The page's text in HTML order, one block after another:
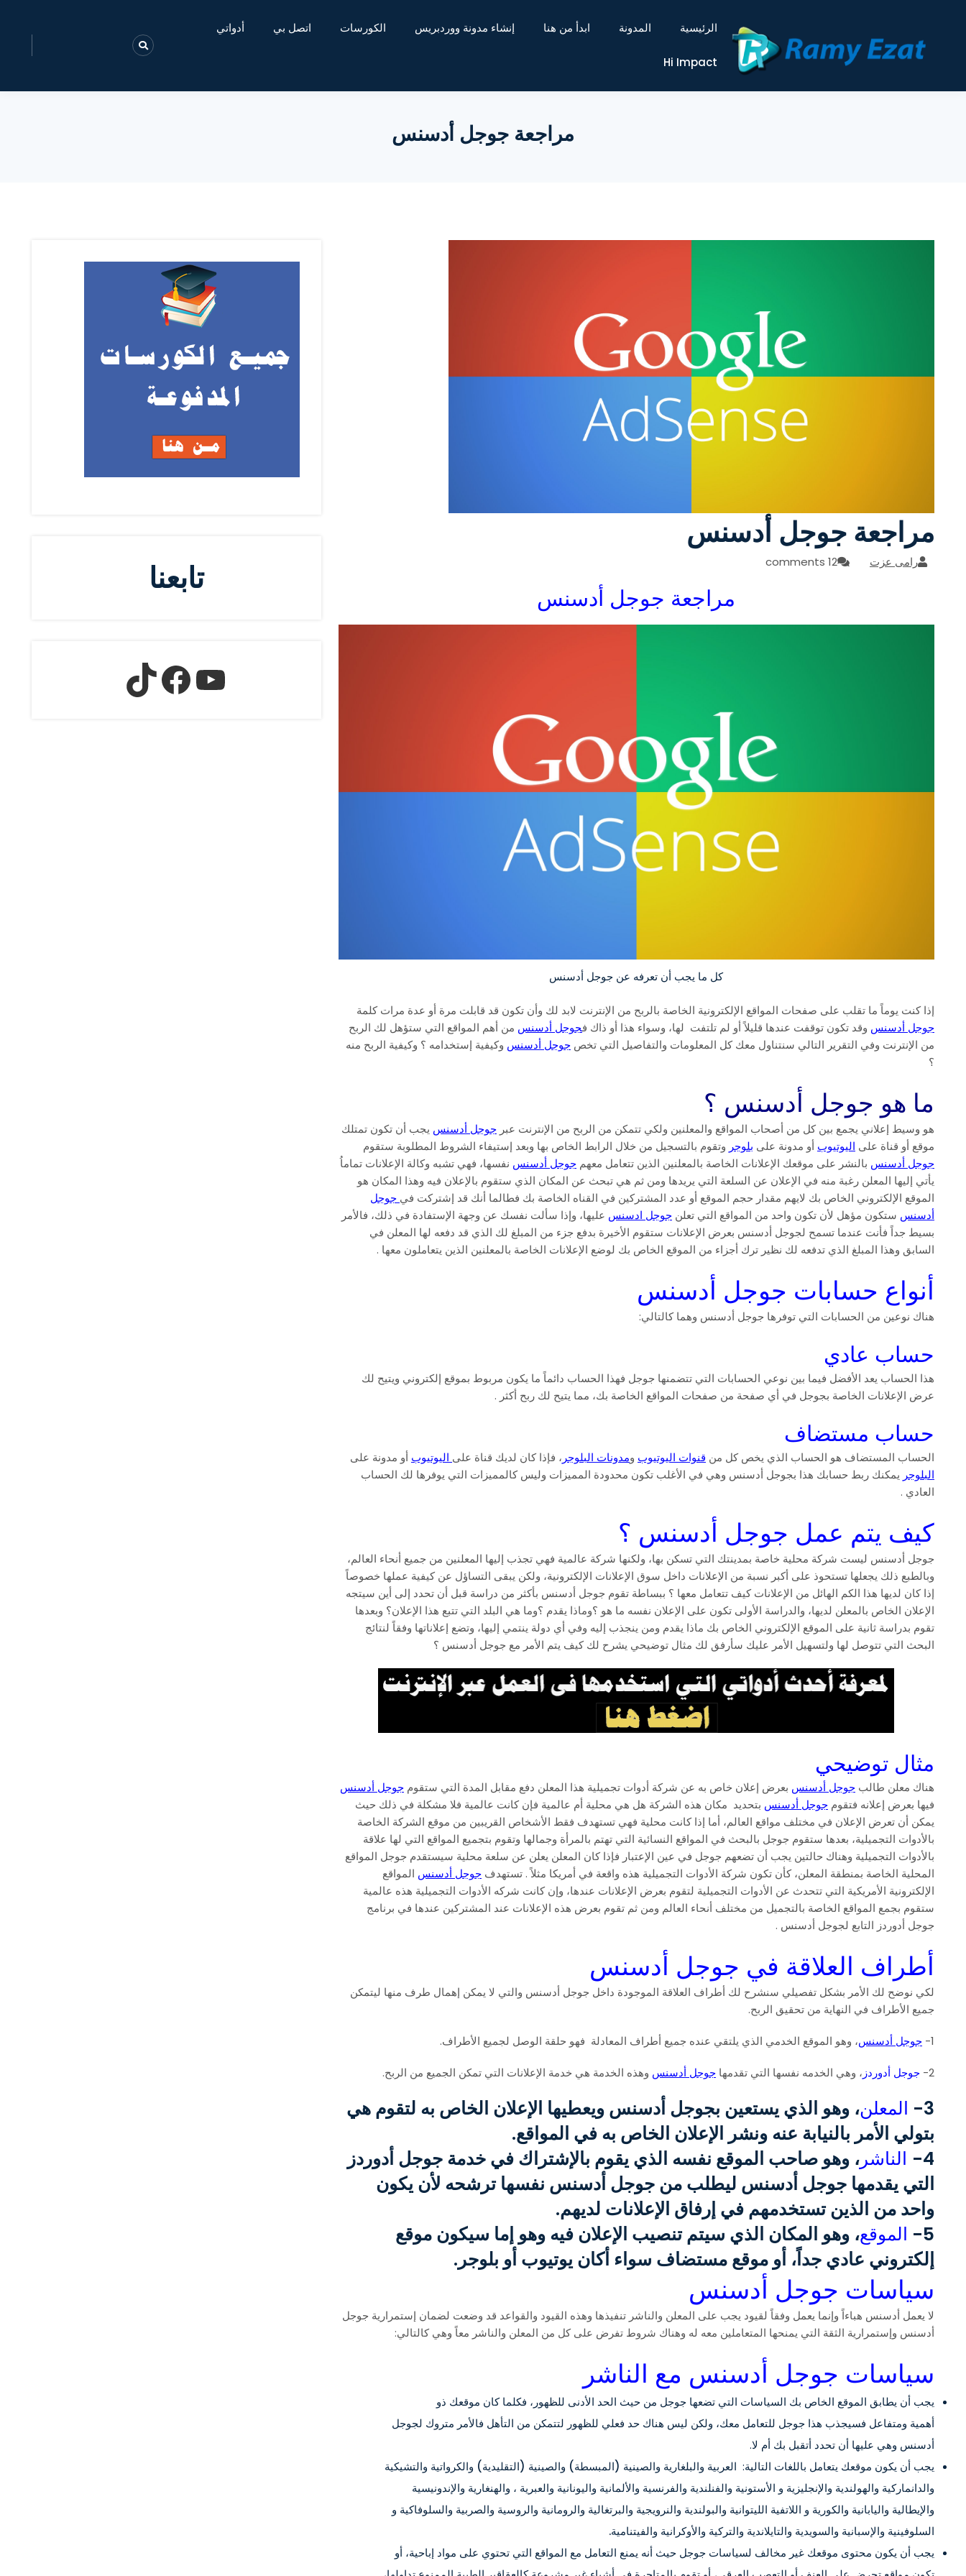
الرئيسية المدونة ابدأ من هنا إنشاء مدونة ووردبريس الكورسات اتصل بي أدواتي
Hi Impact
مراجعة جوجل أدسنس
مراجعة جوجل أدسنس
رامى عزت 12 comments
مراجعة جوجل أدسنس
كل ما يجب أن تعرفه عن جوجل أدسنس
إذا كنت يوماً ما تقلب على صفحات المواقع الإلكترونية الخاصة بالربح من الإنترنت لابد لك وأن تكون قد قابلت مرة أو عدة مرات كلمة
جوجل أدسنس وقد تكون توقفت عندها قليلاً أو لم تلتفت لها، وسواء هذا أو ذاك فجوجل أدسنس من أهم المواقع التي ستؤهل لك الربح
من الإنترنت وفي التقرير التالي سنتناول معك كل المعلومات والتفاصيل التي تخص جوجل أدسنس وكيفية إستخدامه ؟ وكيفية الربح منه
؟
ما هو جوجل أدسنس ؟
هو وسيط إعلاني يجمع بين كل من أصحاب المواقع والمعلنين ولكي تتمكن من الربح من الإنترنت عبر جوجل أدسنس يجب أن تكون تمتلك
موقع أو قناة على اليوتيوب أو مدونة على بلوجر وتقوم بالتسجيل من خلال الرابط الخاص بها وبعد إستيفاء الشروط المطلوبة ستقوم
جوجل أدسنس بالنشر على موقعك الإعلانات الخاصة بالمعلنين الذين تتعامل معهم جوجل أدسنس نفسها، فهي تشبه وكالة الإعلانات تماماُ
يأتي إليها المعلن رغبة منه في الإعلان عن السلعة التي يريدها ومن ثم هي تبحث عن المكان الذي ستقوم بالإعلان فيه وهذا المكان هو
الموقع الإلكتروني الخاص بك لايهم مقدار حجم الموقع أو عدد المشتركين في القناه الخاصة بك فطالما أنك قد إشتركت في جوجل
أدسنس ستكون مؤهل لأن تكون واحد من المواقع التي تعلن جوجل ادسنس عليها، وإذا سألت نفسك عن وجهة الإستفادة في ذلك، فالأمر
بسيط جداً فأنت عندما تسمح لجوجل أدسنس بعرض الإعلانات ستقوم الأخيرة بدفع جزء من المبلغ لك الذي قد دفعه لها المعلن في
السابق وهذا المبلغ الذي تدفعه لك نظير ترك أجزاء من الموقع الخاص بك لوضع الإعلانات الخاصة بالمعلنين الذين يتعاملون معها .
أنواع حسابات جوجل أدسنس
هناك نوعين من الحسابات التي توفرها جوجل أدسنس وهما كالتالي:
حساب عادي
هذا الحساب يعد الأفضل فيما بين نوعي الحسابات التي تتضمنها جوجل فهذا الحساب دائماً ما يكون مربوط بموقع إلكتروني ويتيح لك
عرض الإعلانات الخاصة بجوجل في أي صفحة من صفحات المواقع الخاصة بك، مما يتيح لك ربح أكثر .
حساب مستضاف
الحساب المستضاف هو الحساب الذي يخص كل من قنوات اليوتيوب ومدونات البلوجر ، فإذا كان لديك قناة على اليوتيوب أو مدونة على
البلوجر يمكنك ربط حسابك هذا بجوجل أدسنس وهي في الأغلب تكون محدودة المميزات وليس كالمميزات التي يوفرها لك الحساب
العادي .
كيف يتم عمل جوجل أدسنس ؟
جوجل أدسنس ليست شركة محلية خاصة بمدينتك التي تسكن بها، ولكنها شركة عالمية فهي تجذب إليها المعلنين من جميع أنحاء العالم،
وبالطبع ذلك يجعلها تستحوذ على أكبر نسبة من الإعلانات داخل سوق الإعلانات الإلكترونية، ولكن يبقى التساؤل عن كيفية عملها خصوصاً
إذا كان لديها هذا الكم الهائل من الإعلانات كيف تتعامل معها ؟ ببساطة تقوم جوجل أدسنس بأكثر من دراسة قبل أن تحدد إلى أين سيتجه
الإعلان الخاص بالمعلن لديها، والدراسة الأولى تكون على الإعلان نفسه ما هو ؟وماذا يقدم ؟وما هي البلد التي تتبع هذا الإعلان؟ وبعدها
تقوم بدراسة ثانية على الموقع الإلكتروني الخاص بك ماذا يقدم ومن ينجذب إليه وفي أي دولة ينتمي إليها، وتضع إعلاناتها وفقاً لنتائج
البحث التي تتوصل لها ولتسهيل الأمر عليك سأرفق لك مثال توضيحي يشرح لك كيف يتم الأمر مع جوجل أدسنس ؟
مثال توضيحي
هناك معلن طالب جوجل أدسنس بعرض إعلان خاص به عن شركة أدوات تجميلية هذا المعلن دفع مقابل المدة التي ستقوم جوجل أدسنس
فيها بعرض إعلانه فتقوم جوجل أدسنس بتحديد مكان هذه الشركة هل هي محلية أم عالمية فإن كانت عالمية فلا مشكلة في ذلك حيث
يمكن أن تعرض الإعلان في مختلف مواقع العالم، أما إذا كانت محلية فهي تستهدف فقط الأشخاص القريبين من موقع الشركة الخاصة
بالأدوات التجميلية، بعدها ستقوم جوجل بالبحث في المواقع النسائية التي تهتم بالمرأة وجمالها وتقوم بتجميع المواقع التي لها علاقة
بالأدوات التجميلية وهناك حالتين يجب أن تضعهم جوجل في عين الإعتبار فإذا كان المعلن يعلن عن سلعة محلية سيستقدم جوجل المواقع
المحلية الخاصة بمنطقة المعلن، كأن تكون شركة الأدوات التجميلية هذه واقعة في أمريكا مثلاً . تستهدف جوجل أدسنس المواقع
الإلكترونية الأمريكية التي تتحدث عن الأدوات التجميلية لتقوم بعرض الإعلانات عندها، وإن كانت شركه الأدوات التجميلية هذه عالمية
ستقوم بجمع المواقع الخاصة بالتجميل من مختلف أنحاء العالم ومن ثم تقوم بعرض هذه الإعلانات عند المشتركين عندها في برنامج
جوجل أدوردز التابع لجوجل أدسنس .
أطراف العلاقة في جوجل أدسنس
لكي نوضح لك الأمر بشكل تفصيلي سنشرح لك أطراف العلاقة الموجودة داخل جوجل أدسنس والتي لا يمكن إهمال طرف منها ليتمكن
جميع الأطراف في النهاية من تحقيق الربح.
1- جوجل أدسنس، وهو الموقع الخدمي الذي يلتقي عنده جميع أطراف المعادلة فهو حلقة الوصل لجميع الأطراف.
2- جوجل أدوردز ، وهي الخدمه نفسها التي تقدمها جوجل أدسنس وهذه الخدمة هي خدمة الإعلانات التي تمكن الجميع من الربح.
3- المعلن، وهو الذي يستعين بجوجل أدسنس ويعطيها الإعلان الخاص به لتقوم هي
بتولي الأمر بالنيابة عنه ونشر الإعلان الخاص به في المواقع.
4-
الناشر، وهو صاحب الموقع نفسه الذي يقوم بالإشتراك في خدمة جوجل أدوردز
التي يقدمها جوجل أدسنس ليطلب من جوجل أدسنس نفسها ترشحه لأن يكون
واحد من الذين تستخدمهم في إرفاق الإعلانات لديهم.
5-
الموقع، وهو المكان الذي سيتم تنصيب الإعلان فيه وهو إما سيكون موقع
إلكتروني عادي جداً، أو موقع مستضاف سواء أكان يوتيوب أو بلوجر.
سياسات جوجل أدسنس
لا يعمل أدسنس هباءاً وإنما يعمل وفقاً لقيود يجب على المعلن والناشر تنفيذها وهذه القيود والقواعد قد وضعت لضمان إستمرارية جوجل
أدسنس وإستمرارية الثقة التي يمنحها المتعاملين معه له وهناك شروط تفرض على كل من المعلن والناشر معاً وهي كالتالي:
سياسات جوجل أدسنس مع الناشر
يجب أن يطابق الموقع الخاص بك السياسات التي تضعها جوجل من حيث الحد الأدنى للظهور، فكلما كان موقعك ذو
أهمية ومتفاعل فسيجذب هذا جوجل للتعامل معك، ولكن ليس هناك حد فعلي للظهور لتتمكن من التأهل فالأمر متروك لجوجل
أدسنس وهي عليها أن تحدد أتقبل بك أم لا.
يجب أن يكون موقعك يتعامل باللغات التالية: العربية والبلغارية والصينية (المبسطة) والصينية (التقليدية) والكرواتية والتشيكية
والدانماركية والهولندية والإنجليزية و الأستونية والفنلندية والفرنسية والألمانية واليونانية والعبرية ، والهنغارية والإندونيسية
والإيطالية واليابانية والكورية و اللاتفية الليتوانية والبولندية والنرويجية والبرتغالية والرومانية والروسية والصربية والسلوفاكية و
السلوفينية والإسبانية والسويدية والتايلاندية والتركية والأوكرانية والفيتنامية.
يجب أن يكون محتوى موقعك غير مخالف لسياسات جوجل حيث أنه يمنع التعامل مع المواقع التي تحتوي على مواد إباحية، أو
تابعنا